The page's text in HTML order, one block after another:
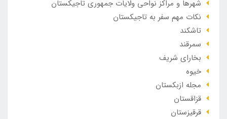
شهرها و مراکز نواحی ولایات جمهوری تاجیکستان
نکات مهم سفر به تاجیکستان
تاشکند
سمرقند
بخارای شریف
خیوه
مجله ازبکستان
قزاقستان
قرقیزستان